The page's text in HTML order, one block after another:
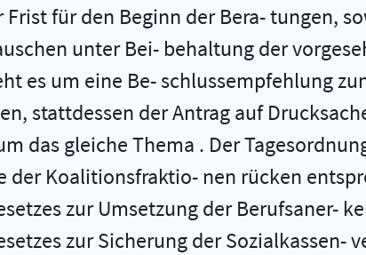
für den Beginn der Bera- tungen,
unter Bei- behaltung der
es um eine Be- schlussempfehlung
stattdessen der Antrag auf
das gleiche Thema . Der
Koalitionsfraktio- nen rücken
zur Umsetzung der Berufsaner-
zur Sicherung der Sozialkassen-